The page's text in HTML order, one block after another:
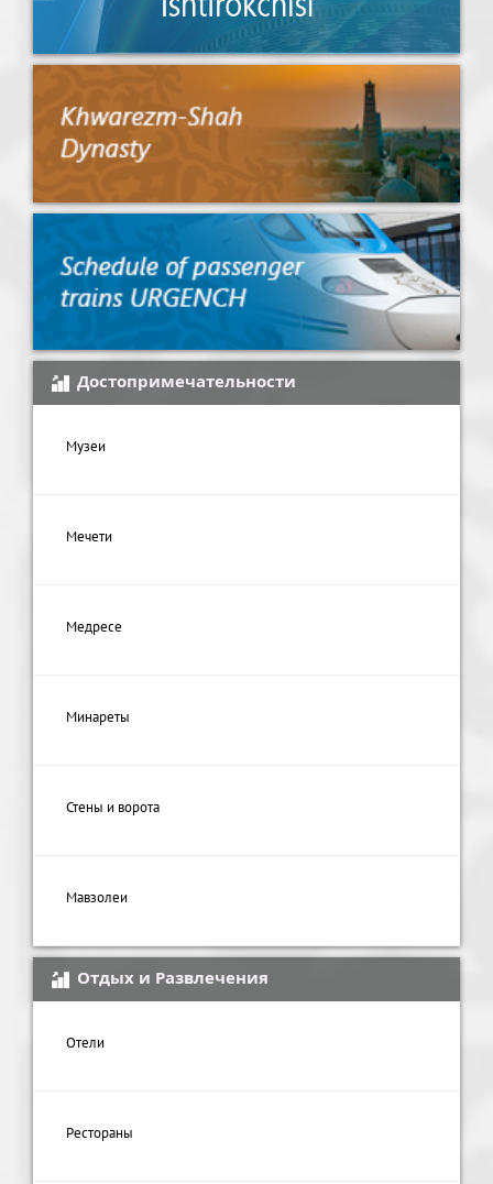
Достопримечательности
Музеи
Мечети
Медресе
Минареты
Стены и ворота
Мавзолеи
Отдых и Развлечения
Отели
Рестораны